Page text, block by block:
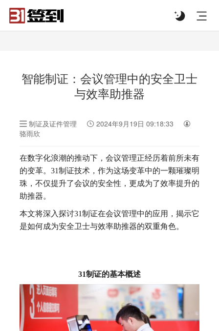
智能制证：会议管理中的安全卫士
与效率助推器
制证及证件管理
2024年9月19日 09:18:33
骆雨欣
在数字化浪潮的推动下，会议管理正经历着前所未有
的变革。31制证技术，作为这场变革中的一颗璀璨明
珠，不仅提升了会议的安全性，更成为了效率提升的
助推器。
本文将深入探讨31制证在会议管理中的应用，揭示它
是如何成为安全卫士与效率助推器的双重角色。
31制证的基本概述